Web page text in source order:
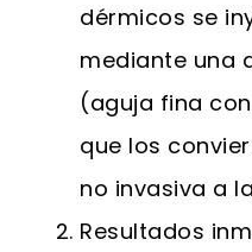
dérmicos se
mediante una
(aguja fina
que los
no invasiva a
Resultados